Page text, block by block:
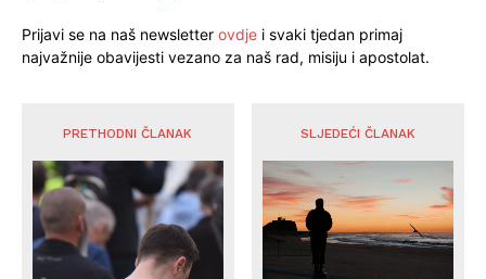
Prijavi se na naš newsletter ovdje i svaki tjedan primaj
najvažnije obavijesti vezano za naš rad, misiju i apostolat.
PRETHODNI ČLANAK SLJEDEĆI ČLANAK